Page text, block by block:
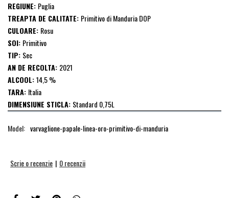
REGIUNE: Puglia
TREAPTA DE CALITATE: Primitivo di Manduria DOP
CULOARE: Rosu
SOI: Primitivo
TIP: Sec
AN DE RECOLTA: 2021
ALCOOL:14,5 %
TARA: Italia
DIMENSIUNE STICLA: Standard 0,75L
Model: varvaglione-papale-linea-oro-primitivo-di-manduria
Scrie o recenzie | 0 recenzii